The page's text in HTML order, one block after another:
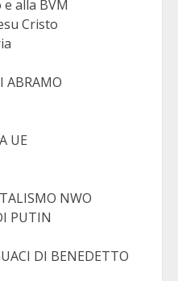
alla BVM
Cristo
ABRAMO
UE
NWO
PUTIN
DI BENEDETTO